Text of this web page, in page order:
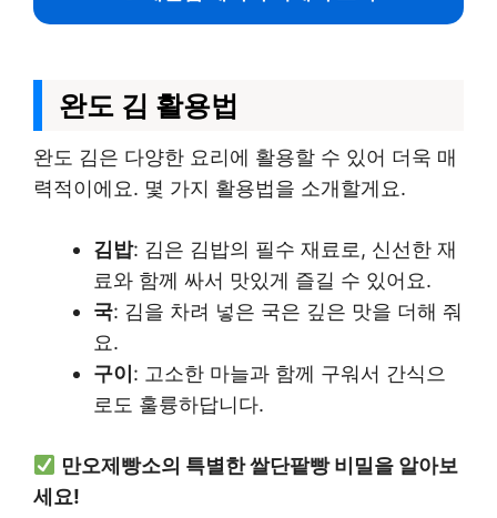
완도 김 활용법
완도 김은 다양한 요리에 활용할 수 있어 더욱 매
력적이에요. 몇 가지 활용법을 소개할게요.
김밥: 김은 김밥의 필수 재료로, 신선한 재
료와 함께 싸서 맛있게 즐길 수 있어요.
국: 김을 차려 넣은 국은 깊은 맛을 더해 줘
요.
구이 : 고소한 마늘과 함께 구워서 간식으
로도 훌륭하답니다.
만오제빵소의 특별한 쌀단팥빵 비밀을 알아보
세요!